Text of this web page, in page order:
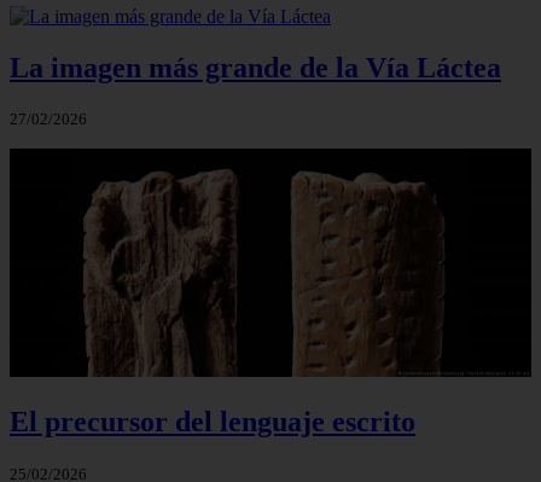
La imagen más grande de la Vía Láctea
27/02/2026
El precursor del lenguaje escrito
25/02/2026